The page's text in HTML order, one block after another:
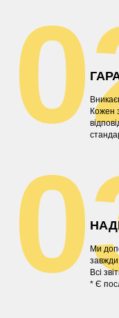
Кожен
Ми
Всі
* Є